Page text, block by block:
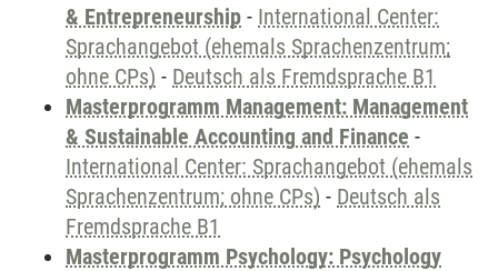
& Entrepreneurship - International Center:
Sprachangebot (ehemals Sprachenzentrum;
ohne CPs) - Deutsch als Fremdsprache B1
Masterprogramm Management: Management
& Sustainable Accounting and Finance -
International Center: Sprachangebot (ehemals
Sprachenzentrum; ohne CPs) - Deutsch als
Fremdsprache B1
Masterprogramm Psychology: Psychology